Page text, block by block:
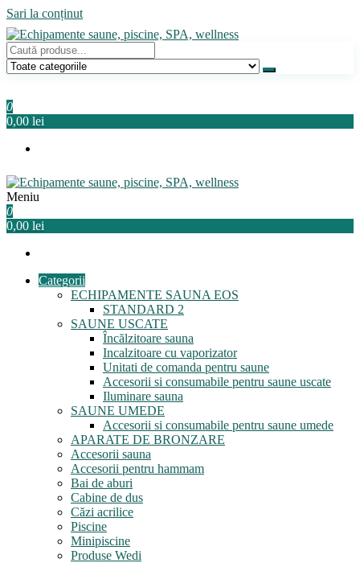
Sari la conținut
Echipamente saune, piscine, SPA, wellness
Relaxeaza-te!
0
0,00 lei
Echipamente saune, piscine, SPA, wellness
Relaxeaza-te!
Meniu
0
0,00 lei
Categorii
ECHIPAMENTE SAUNA EOS
STANDARD 2
SAUNE USCATE
Încălzitoare sauna
Incalzitoare cu vaporizator
Unitati de comanda pentru saune
Accesorii si consumabile pentru saune uscate
Iluminare sauna
SAUNE UMEDE
Accesorii si consumabile pentru saune umede
APARATE DE BRONZARE
Accesorii sauna
Accesorii pentru hammam
Bai de aburi
Cabine de dus
Căzi acrilice
Piscine
Minipiscine
Produse Wedi